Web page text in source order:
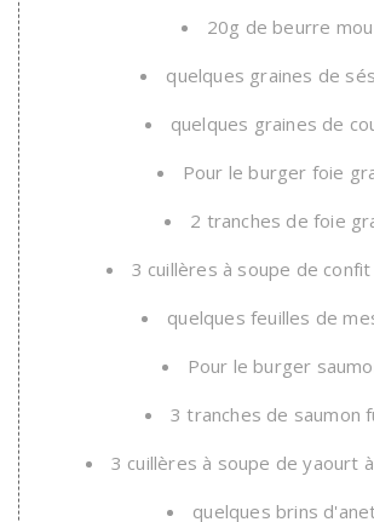
20g de beurre mou
quelques graines de
quelques graines de
Pour le burger foie
2 tranches de foie
3 cuillères à soupe de
quelques feuilles de
Pour le burger
3 tranches de saumon
3 cuillères à soupe de yaourt
quelques brins